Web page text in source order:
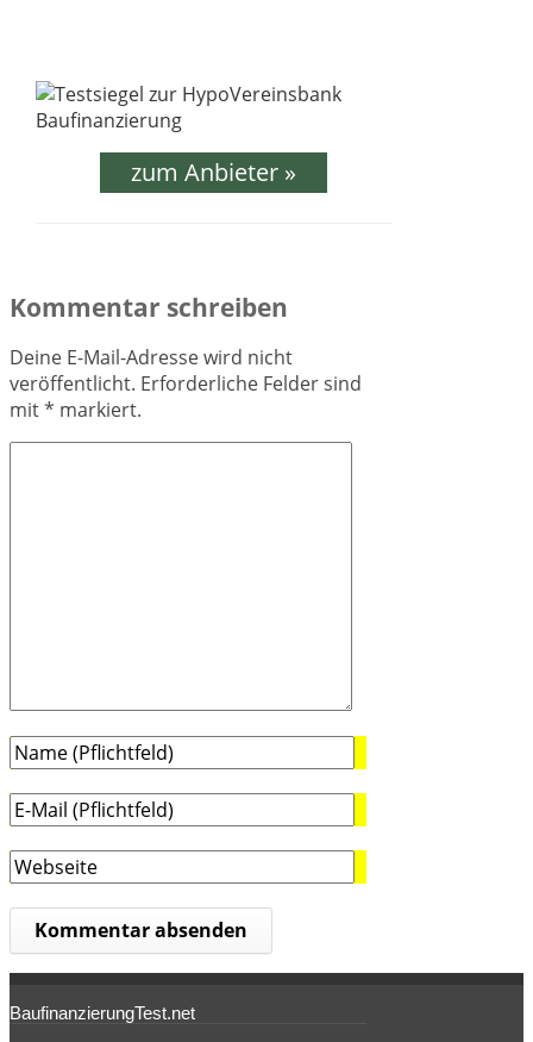
zum Anbieter »
Kommentar schreiben
Deine E-Mail-Adresse wird nicht
veröffentlicht. Erforderliche Felder sind
mit* markiert.
BaufinanzierungTest.net